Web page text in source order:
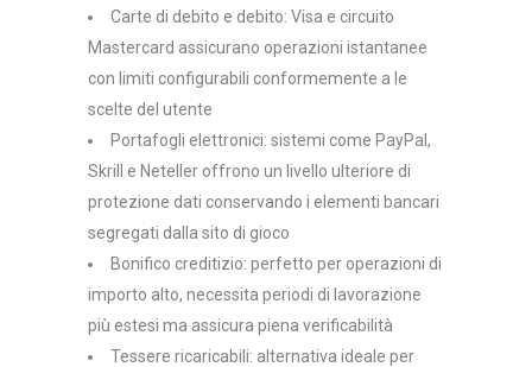
Carte di debito e debito: Visa e circuito
Mastercard assicurano operazioni istantanee
con limiti configurabili conformemente a le
scelte del utente
Portafogli elettronici: sistemi come PayPal,
Skrill e Neteller offrono un livello ulteriore di
protezione dati conservando i elementi bancari
segregati dalla sito di gioco
Bonifico creditizio: perfetto per operazioni di
importo alto, necessita periodi di lavorazione
più estesi ma assicura piena verificabilità
Tessere ricaricabili: alternativa ideale per